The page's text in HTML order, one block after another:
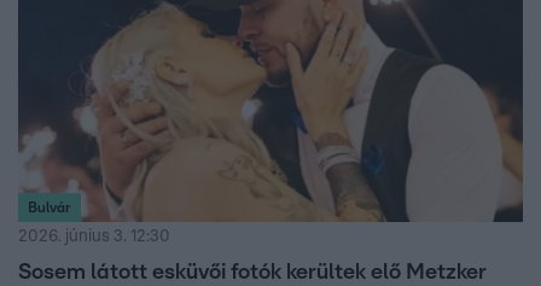
Bulvár
2026. június 3. 12:30
Sosem látott esküvői fotók kerültek elő Metzker